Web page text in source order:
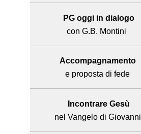
PG oggi in dialogo
con G.B. Montini
Accompagnamento
e proposta di fede
Incontrare Gesù
nel Vangelo di Giovanni